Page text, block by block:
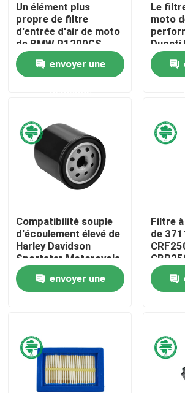
Maison
Produits
Au sujet de nous
Visite d'usine
Contrôle de qualité
Contactez-nous
Filtres à air de moteur de véhicule
Filtres à air des véhicules à moteur
Un élément plus
propre de filtre
d'entrée d'air de moto
de BMW R1200GS
R1250GS pour
l'aventure 90 ans de
spéciale
envoyer une
Le
moto
Ducati
rodé le
Harley
Compatibilité souple
d'écoulement élevé de
Harley Davidson
Sportster Motorcycle
Oil Filter
envoyer une
Filtre
de